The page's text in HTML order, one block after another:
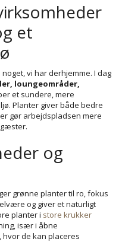
et
vi har derhjemme. I dag
loungeområder,
et sundere, mere
Planter giver både bedre
gør arbejdspladsen mere
og
grønne planter til ro, fokus
og giver et naturligt
planter i store krukker
især i åbne
de kan placeres